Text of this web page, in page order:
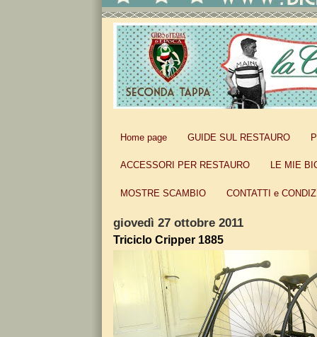
Home page GUIDE SUL RESTAURO
ACCESSORI PER RESTAURO LE MIE
MOSTRE SCAMBIO CONTATTI e
giovedì 27 ottobre 2011
Triciclo Cripper 1885